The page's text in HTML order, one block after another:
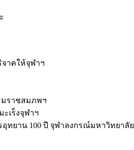
จาคให้จุฬาฯ
ราชสมภพฯ
เร็งจุฬาฯ
อุทยาน 100 ปี จุฬาลงกรณ์มหาวิทยาลัย